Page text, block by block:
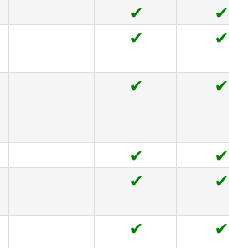
✔
✔
✔ ✔
✔ ✔
✔
✔
✔ ✔
✔ ✔